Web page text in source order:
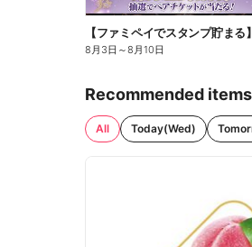
8月3日 ～8月10日
Recommended items
All Today(Wed)